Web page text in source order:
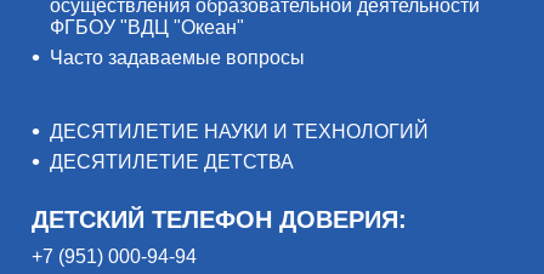
осуществления образовательной деятельности
ФГБОУ "ВДЦ "Океан"
Часто задаваемые вопросы
ДЕСЯТИЛЕТИЕ НАУКИ И ТЕХНОЛОГИЙ
ДЕСЯТИЛЕТИЕ ДЕТСТВА
ДЕТСКИЙ ТЕЛЕФОН ДОВЕРИЯ:
+7 (951) 000-94-94